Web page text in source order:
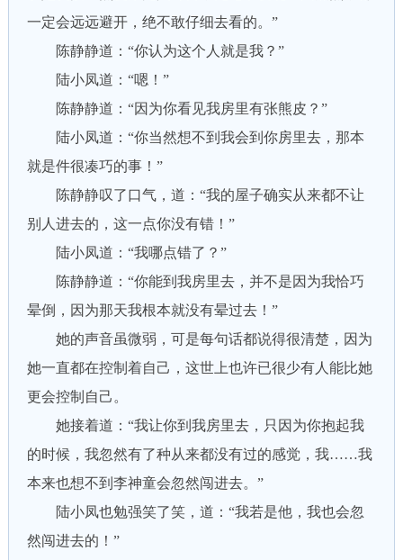
一定会远远避开，绝不敢仔细去看的。”
陈静静道：“你认为这个人就是我？”
陆小凤道：“嗯！”
陈静静道：“因为你看见我房里有张熊皮？”
陆小凤道：“你当然想不到我会到你房里去，那本
就是件很凑巧的事！”
陈静静叹了口气，道：“我的屋子确实从来都不让
别人进去的，这一点你没有错！”
陆小凤道：“我哪点错了？”
陈静静道：“你能到我房里去，并不是因为我恰巧
晕倒，因为那天我根本就没有晕过去！”
她的声音虽微弱，可是每句话都说得很清楚，因为
她一直都在控制着自己，这世上也许已很少有人能比她
更会控制自己。
她接着道：“我让你到我房里去，只因为你抱起我
的时候，我忽然有了种从来都没有过的感觉，我……我
本来也想不到李神童会忽然闯进去。”
陆小凤也勉强笑了笑，道：“我若是他，我也会忽
然闯进去的！”